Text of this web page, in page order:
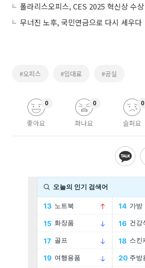
무너진 노후, 국민연금으로 다시 세우다
#오피스 #임대료 #공실
좋아요
0
화나요
0
슬퍼요
0